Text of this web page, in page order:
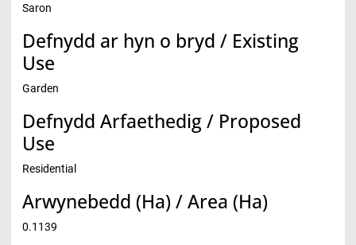
Saron
Defnydd ar hyn o bryd / Existing
Use
Garden
Defnydd Arfaethedig / Proposed
Use
Residential
Arwynebedd (Ha) / Area (Ha)
0.1139